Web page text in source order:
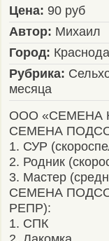
Цена: 90 руб
Автор: Михаил
Город:
Рубрика:
месяца
ООО «СЕМЕНА
СЕМЕНА
1. СУР
2. Родник
3. Мастер
СЕМЕНА
РЕПР):
1. СПК